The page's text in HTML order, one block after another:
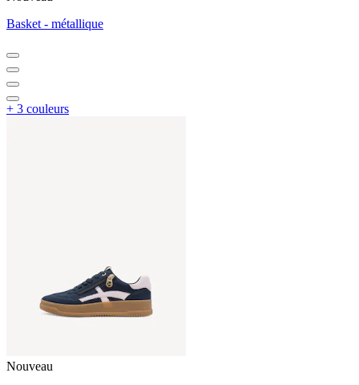
Basket - métallique
+ 3 couleurs
Nouveau